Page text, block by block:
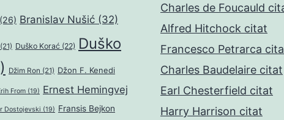
(26) Branislav Nušić (32)
(21) Duško Korać (22) Duško
Džim Ron (21) Džon F. Kenedi
From (19) Ernest Hemingvej
Dostojevski (19) Fransis Bejkon
Charles de Foucauld
Alfred Hitchock citat
Francesco Petrarca
Charles Baudelaire citat
Earl Chesterfield citat
Harry Harrison citat